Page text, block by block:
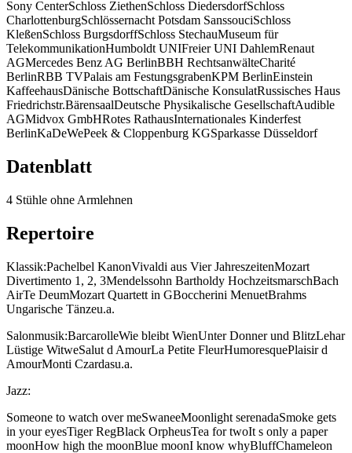
Sony CenterSchloss ZiethenSchloss DiedersdorfSchloss
CharlottenburgSchlössernacht Potsdam SanssouciSchloss
KleßenSchloss BurgsdorffSchloss StechauMuseum für
TelekommunikationHumboldt UNIFreier UNI DahlemRenaut
AGMercedes Benz AG BerlinBBH RechtsanwälteCharité
BerlinRBB TVPalais am FestungsgrabenKPM BerlinEinstein
KaffeehausDänische BottschaftDänische KonsulatRussisches Haus
Friedrichstr.BärensaalDeutsche Physikalische GesellschaftAudible
AGMidvox GmbHRotes RathausInternationales Kinderfest
BerlinKaDeWePeek & Cloppenburg KGSparkasse Düsseldorf
Datenblatt
4 Stühle ohne Armlehnen
Repertoire
Klassik:Pachelbel KanonVivaldi aus Vier JahreszeitenMozart
Divertimento 1, 2, 3Mendelssohn Bartholdy HochzeitsmarschBach
AirTe DeumMozart Quartett in GBoccherini MenuetBrahms
Ungarische Tänzeu.a.
Salonmusik:BarcarolleWie bleibt WienUnter Donner und BlitzLehar
Lüstige WitweSalut d AmourLa Petite FleurHumoresquePlaisir d
AmourMonti Czardasu.a.
Jazz:
Someone to watch over meSwaneeMoonlight serenadaSmoke gets
in your eyesTiger RegBlack OrpheusTea for twoIt s only a paper
moonHow high the moonBlue moonI know whyBluffChameleon